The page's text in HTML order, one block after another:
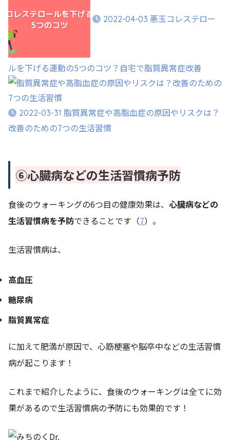
2022-04-03 悪玉コレステロー
ルを下げる運動の5つのコツ？自宅で脂質異常症改善
2022-03-31 脂質異常症や高脂血症の原因やリスクは？
改善のための7つの生活習慣
⑥心臓病などの生活習慣病予防
食後のウォーキングの6つ目の健康効果は、 心臓病などの
生活習慣病を予防できることです（7）。
生活習慣病は、
高血圧
糖尿病
脂質異常症
に加えて肥満が原因で、心筋梗塞や脳卒中などの生活習慣
病が起こります！
これまで紹介したように、食後のウォーキングは全てに効
果があるので生活習慣病の予防にも効果的です！